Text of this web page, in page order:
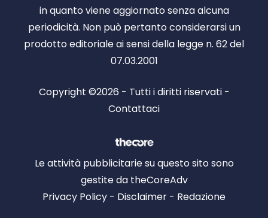
in quanto viene aggiornato senza alcuna
periodicità. Non può pertanto considerarsi un
prodotto editoriale ai sensi della legge n. 62 del
07.03.2001
Copyright ©2026 - Tutti i diritti riservati -
Contattaci
Le attività pubblicitarie su questo sito sono
gestite da theCoreAdv
Privacy Policy - Disclaimer - Redazione